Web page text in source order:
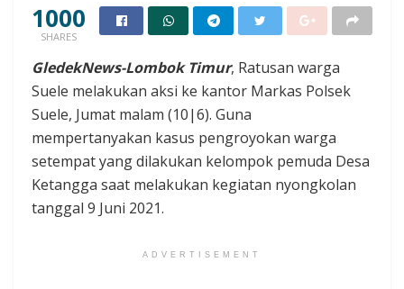
1000
SHARES
GledekNews-Lombok Timur, Ratusan warga
Suele melakukan aksi ke kantor Markas Polsek
Suele, Jumat malam (10|6). Guna
mempertanyakan kasus pengroyokan warga
setempat yang dilakukan kelompok pemuda Desa
Ketangga saat melakukan kegiatan nyongkolan
tanggal 9 Juni 2021.
ADVERTISEMENT